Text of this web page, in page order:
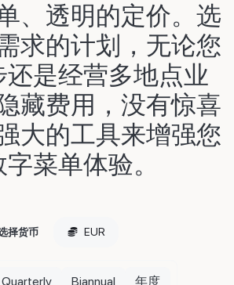
、透明的定价。选
求的计划，无论您
还是经营多地点业
藏费用，没有惊喜
的工具来增强您
菜单体验。
择货币 EUR
Quarterly Biannual 年度